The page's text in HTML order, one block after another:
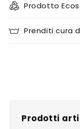
Prodotto
Prenditi cura
Prodotti